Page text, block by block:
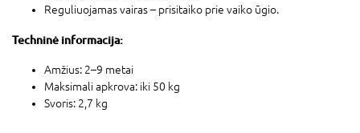
Reguliuojamas vairas – prisitaiko prie vaiko ūgio.
Techninė informacija:
Amžius: 2–9 metai
Maksimali apkrova: iki 50 kg
Svoris: 2,7 kg